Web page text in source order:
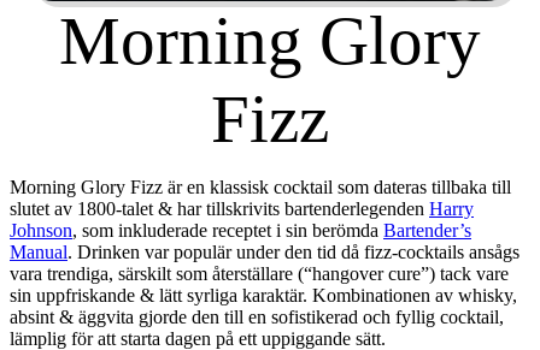
Morning Glory
Fizz
Morning Glory Fizz är en klassisk cocktail som dateras tillbaka till
slutet av 1800-talet & har tillskrivits bartenderlegenden Harry
Johnson, som inkluderade receptet i sin berömda Bartender’s
Manual. Drinken var populär under den tid då fizz-cocktails ansågs
vara trendiga, särskilt som återställare (“hangover cure”) tack vare
sin uppfriskande & lätt syrliga karaktär. Kombinationen av whisky,
absint & äggvita gjorde den till en sofistikerad och fyllig cocktail,
lämplig för att starta dagen på ett uppiggande sätt.